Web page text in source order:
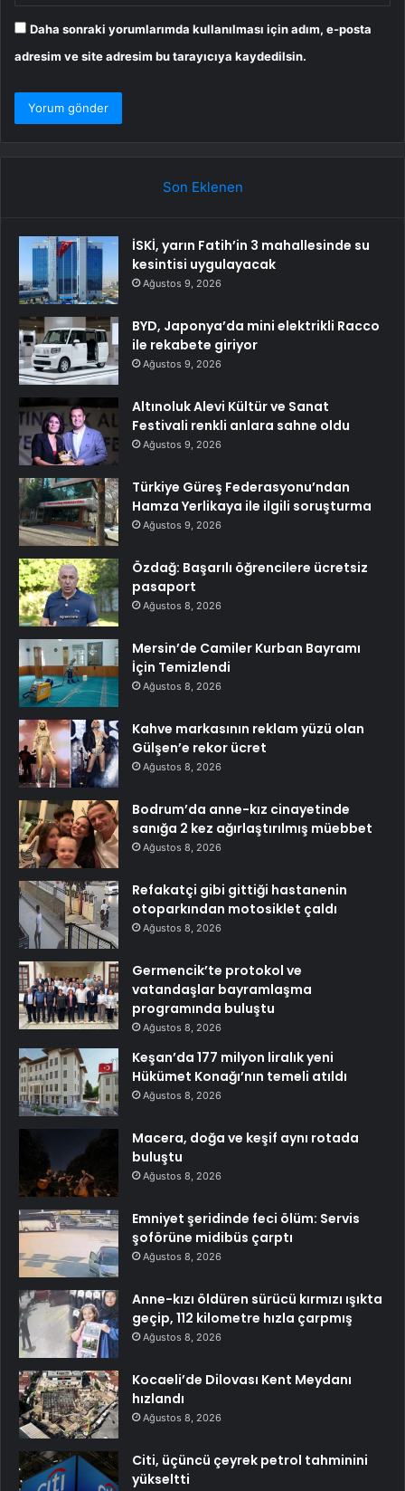
Daha sonraki yorumlarımda kullanılması için adım, e-posta
adresim ve site adresim bu tarayıcıya kaydedilsin.
Son Eklenen
İSKİ, yarın Fatih’in 3 mahallesinde su
kesintisi uygulayacak
Ağustos 9, 2026
BYD, Japonya’da mini elektrikli Racco
ile rekabete giriyor
Ağustos 9, 2026
Altınoluk Alevi Kültür ve Sanat
Festivali renkli anlara sahne oldu
Ağustos 9, 2026
Türkiye Güreş Federasyonu’ndan
Hamza Yerlikaya ile ilgili soruşturma
Ağustos 9, 2026
Özdağ: Başarılı öğrencilere ücretsiz
pasaport
Ağustos 8, 2026
Mersin’de Camiler Kurban Bayramı
İçin Temizlendi
Ağustos 8, 2026
Kahve markasının reklam yüzü olan
Gülşen’e rekor ücret
Ağustos 8, 2026
Bodrum’da anne-kız cinayetinde
sanığa 2 kez ağırlaştırılmış müebbet
Ağustos 8, 2026
Refakatçi gibi gittiği hastanenin
otoparkından motosiklet çaldı
Ağustos 8, 2026
Germencik’te protokol ve
vatandaşlar bayramlaşma
programında buluştu
Ağustos 8, 2026
Keşan’da 177 milyon liralık yeni
Hükümet Konağı’nın temeli atıldı
Ağustos 8, 2026
Macera, doğa ve keşif aynı rotada
buluştu
Ağustos 8, 2026
Emniyet şeridinde feci ölüm: Servis
şoförüne midibüs çarptı
Ağustos 8, 2026
Anne-kızı öldüren sürücü kırmızı ışıkta
geçip, 112 kilometre hızla çarpmış
Ağustos 8, 2026
Kocaeli’de Dilovası Kent Meydanı
hızlandı
Ağustos 8, 2026
Citi, üçüncü çeyrek petrol tahminini
yükseltti